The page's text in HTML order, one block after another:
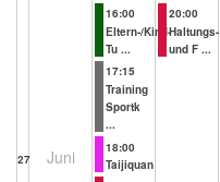
27 Juni
16:00
Eltern-/Kind-
Tu ...
17:15
Training
Sportk
...
18:00
Taijiquan
20:00
Haltungs-
und F ...